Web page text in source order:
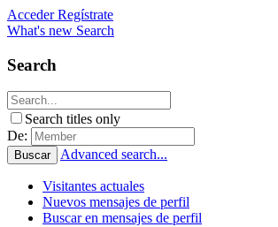
Acceder Regístrate
What's new Search
Search
Search titles only
De:
Buscar Advanced search...
Visitantes actuales
Nuevos mensajes de perfil
Buscar en mensajes de perfil